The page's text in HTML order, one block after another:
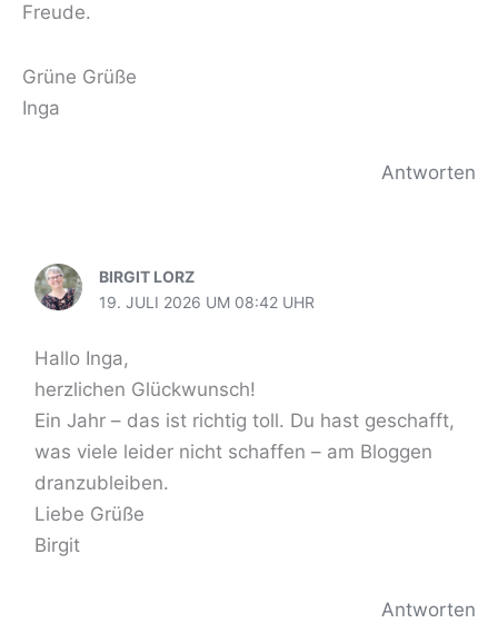
Freude.
Grüne Grüße
Inga
Antworten
BIRGIT LORZ
19. JULI 2026 UM 08:42 UHR
Hallo Inga,
herzlichen Glückwunsch!
Ein Jahr – das ist richtig toll. Du hast geschafft,
was viele leider nicht schaffen – am Bloggen
dranzubleiben.
Liebe Grüße
Birgit
Antworten